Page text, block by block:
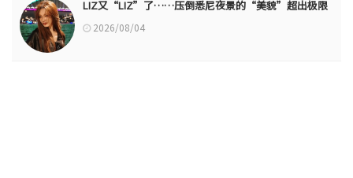
LIZ又“LIZ”了……压倒悉尼夜景的“美貌”超出极限
2026/08/04